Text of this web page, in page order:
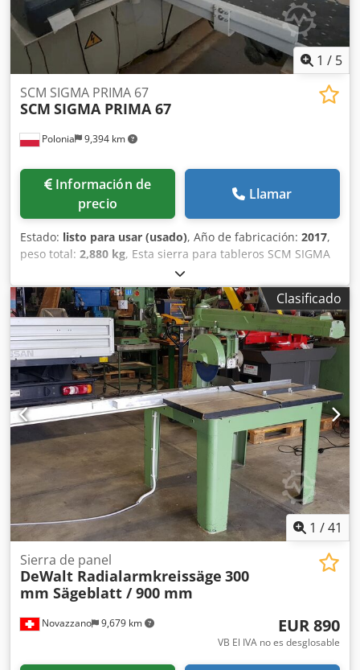
desperdicio
1 / 5
Polonia 9,394 km
SCM SIGMA PRIMA 67
SCM SIGMA PRIMA 67
Información de
precio
Llamar
Estado: listo para usar (usado), Año de fabricación: 2017,
peso total: 2,880 kg, Esta sierra para tableros SCM SIGMA
PRIMA 67 se fabricó en 2017. Ideal para el corte preciso de
paneles de madera, ofrece un rendimiento fiable para sus
proyectos de carpintería. Considere la oportunidad de
comprar esta seccionadora SCM SIGMA PRIMA 67. Póngase
en contacto con nosotros para obtener más información.
Beneficios de la máquina Ventajas técnicas de la máquina
• La sierra de tableros está destinada principalmente a
cortar tableros de 2800 x 2070 mm y estos son los formatos
que se procesan habitualmente. El rango de trabajo de la
sierra para tableros es de 3800 mm en uno de los ejes.
Más información Medios de comunicación Cedpfx Aozg
Tvpjcnerf Especificaciones eléctricas: Tensión: 400 V Fases:
3 Corriente nominal: 22 A Frecuencia: 50 Hz
Clasificado
1 /41
Novazzano 9,679 km
Sierra de panel
DeWalt Radialarmkreissäge 300
mm Sägeblatt / 900 mm
EUR 890
VB El IVA no es desglosable